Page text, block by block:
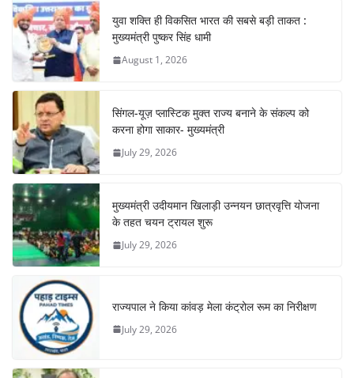
युवा शक्ति ही विकसित भारत की सबसे बड़ी ताकत :
मुख्यमंत्री पुष्कर सिंह धामी
August 1, 2026
सिंगल-यूज़ प्लास्टिक मुक्त राज्य बनाने के संकल्प को
करना होगा साकार- मुख्यमंत्री
July 29, 2026
मुख्यमंत्री उदीयमान खिलाड़ी उन्नयन छात्रवृत्ति योजना
के तहत चयन ट्रायल शुरू
July 29, 2026
राज्यपाल ने किया कांवड़ मेला कंट्रोल रूम का निरीक्षण
July 29, 2026